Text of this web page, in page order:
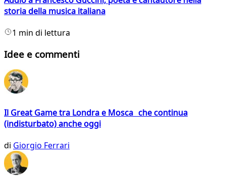
storia della musica italiana
1 min di lettura
Idee e commenti
Il Great Game tra Londra e Mosca che continua
(indisturbato) anche oggi
di Giorgio Ferrari